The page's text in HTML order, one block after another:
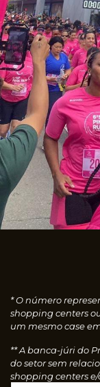
* O número
shopping centers
um mesmo case
** A banca-júri do
do setor sem
shopping centers